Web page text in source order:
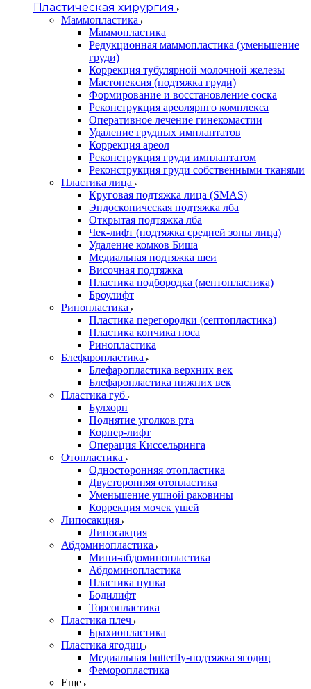
Пластическая хирургия
Маммопластика
Маммопластика
Редукционная маммопластика (уменьшение
груди)
Коррекция тубулярной молочной железы
Мастопексия (подтяжка груди)
Формирование и восстановление соска
Реконструкция ареолярнго комплекса
Оперативное лечение гинекомастии
Удаление грудных имплантатов
Коррекция ареол
Реконструкция груди имплантатом
Реконструкция груди собственными тканями
Пластика лица
Круговая подтяжка лица (SMAS)
Эндоскопическая подтяжка лба
Открытая подтяжка лба
Чек-лифт (подтяжка средней зоны лица)
Удаление комков Биша
Медиальная подтяжка шеи
Височная подтяжка
Пластика подбородка (ментопластика)
Броулифт
Ринопластика
Пластика перегородки (септопластика)
Пластика кончика носа
Ринопластика
Блефаропластика
Блефаропластика верхних век
Блефаропластика нижних век
Пластика губ
Булхорн
Поднятие уголков рта
Корнер-лифт
Операция Киссельринга
Oтопластика
Односторонняя отопластика
Двусторонняя отопластика
Уменьшение ушной раковины
Коррекция мочек ушей
Липосакция
Липосакция
Абдоминопластика
Мини-абдоминопластика
Абдоминопластика
Пластика пупка
Бодилифт
Торсопластика
Пластика плеч
Брахиопластика
Пластика ягодиц
Медиальная butterfly-подтяжка ягодиц
Феморопластика
Еще